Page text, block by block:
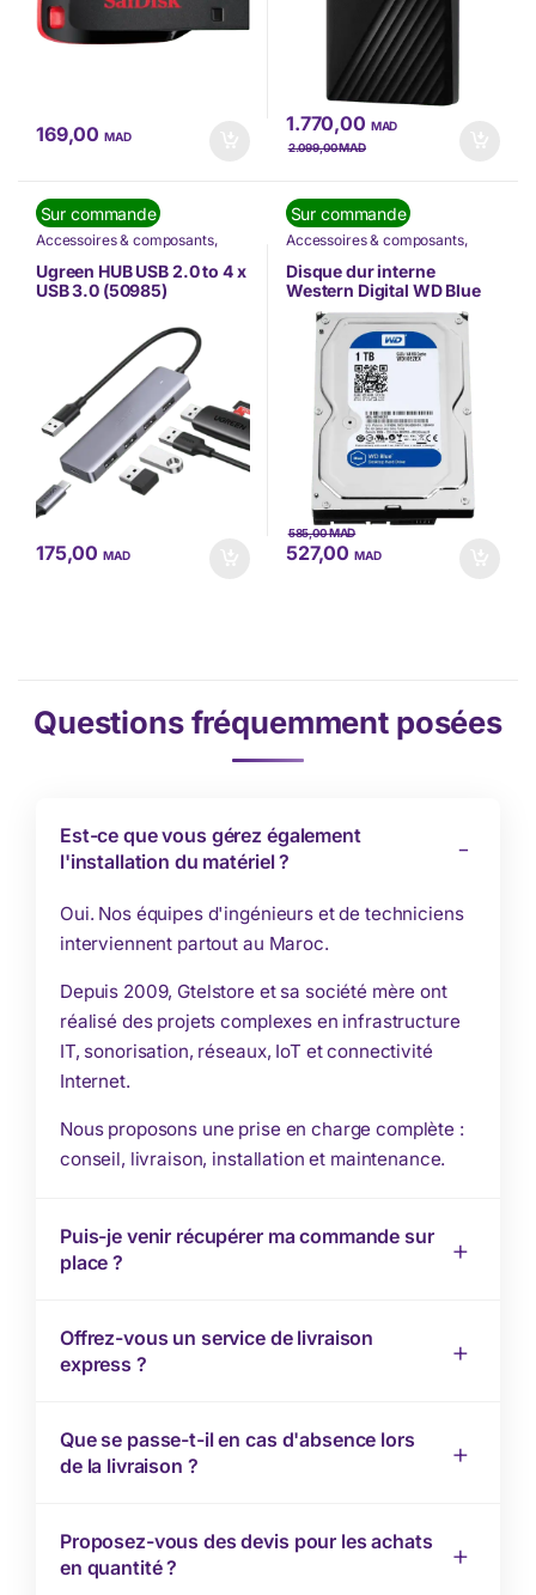
169,00MAD
1.770,00 MAD
2.099,00MAD
Sur commande
Accessoires & composants,
Ugreen
Ugreen HUB USB 2.0 to 4 x
USB 3.0 (50985)
175,00MAD
Sur commande
Accessoires & composants,
Western Digital
Disque dur interne
Western Digital WD Blue
PC 1 To (WD10EZEX)
527,00MAD
585,00MAD
Questions fréquemment posées
Est-ce que vous gérez également
l'installation du matériel ?
Oui. Nos équipes d'ingénieurs et de techniciens
interviennent partout au Maroc.
Depuis 2009, Gtelstore et sa société mère ont
réalisé des projets complexes en infrastructure
IT, sonorisation, réseaux, IoT et connectivité
Internet.
Nous proposons une prise en charge complète :
conseil, livraison, installation et maintenance.
Puis-je venir récupérer ma commande sur
place ?
Offrez-vous un service de livraison
express ?
Que se passe-t-il en cas d'absence lors
de la livraison ?
Proposez-vous des devis pour les achats
en quantité ?